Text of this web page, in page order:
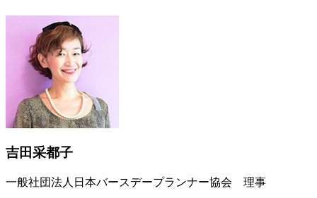
吉田采都子
一般社団法人日本バースデープランナー協会 理事